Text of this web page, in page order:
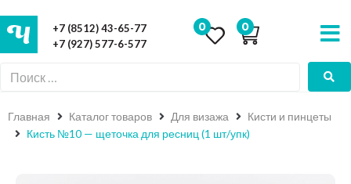
+7 (8512) 43-65-77
+7 (927) 577-6-577
0 0
Главная Каталог товаров Для визажа
Кисти и пинцеты
Кисть №10 — щеточка для ресниц (1 шт/упк)